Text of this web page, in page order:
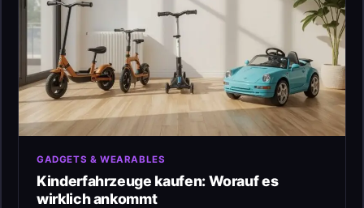
GADGETS & WEARABLES
Kinderfahrzeuge kaufen: Worauf es
wirklich ankommt